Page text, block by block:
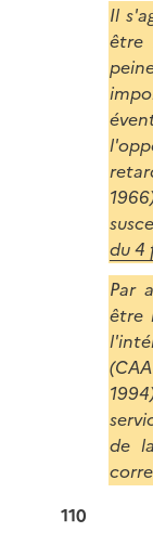
Il
être
du 4
Par
être
de
110